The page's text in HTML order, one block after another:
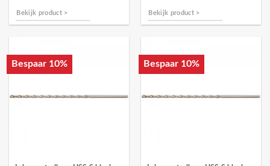
Bekijk product > Bekijk product >
Bespaar 10% Bespaar 10%